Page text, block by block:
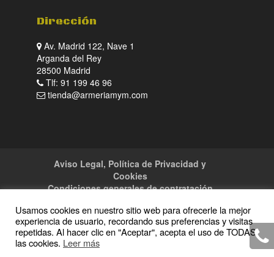
Dirección
Av. Madrid 122, Nave 1
Arganda del Rey
28500 Madrid
Tlf: 91 199 46 96
tienda@armeriamym.com
Aviso Legal, Política de Privacidad y
Cookies
Condiciones generales de contratación
Usamos cookies en nuestro sitio web para ofrecerle la mejor
experiencia de usuario, recordando sus preferencias y visitas
repetidas. Al hacer clic en "Aceptar", acepta el uso de TODAS
las cookies. Leer más